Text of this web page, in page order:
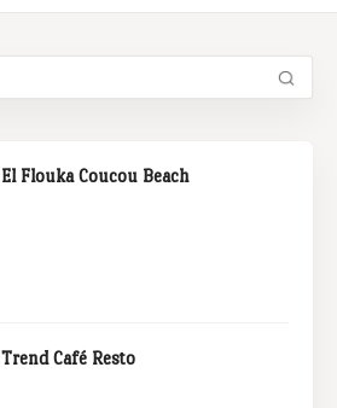
El Flouka Coucou Beach
Trend Café Resto